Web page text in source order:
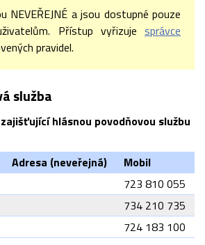
NEVEŘEJNÉ a jsou dostupné pouze
Přístup vyřizuje správce
pravidel.
služba
hlásnou povodňovou službu
Adresa (neveřejná)
Mobil
723 810 055
734 210 735
724 183 100